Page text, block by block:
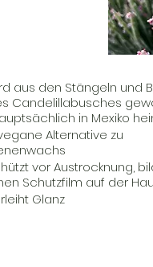
aus den Stängeln und
Candelillabusches
in Mexiko
Alternative zu
vor Austrocknung,
Schutzfilm auf der
Glanz